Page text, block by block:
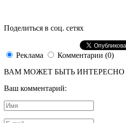
Поделиться в соц. сетях
Реклама
Комментарии (0)
ВАМ МОЖЕТ БЫТЬ ИНТЕРЕСНО
Ваш комментарий: